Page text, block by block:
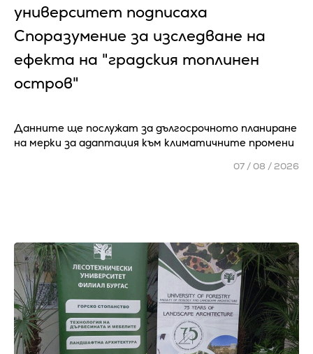
университет подписаха
Споразумение за изследване на
ефекта на "градския топлинен
остров"
Данните ще послужат за дългосрочното планиране
на мерки за адаптация към климатичните промени
07 / 08 / 2026